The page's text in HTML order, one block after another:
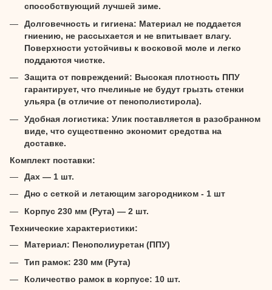
способствующий лучшей зиме.
Долговечность и гигиена: Материал не поддается
гниению, не рассыхается и не впитывает влагу.
Поверхности устойчивы к восковой моле и легко
поддаются чистке.
Защита от повреждений: Высокая плотность ППУ
гарантирует, что пчелиные не будут грызть стенки
ульяра (в отличие от пенополистирола).
Удобная логистика: Улик поставляется в разобранном
виде, что существенно экономит средства на
доставке.
Комплект поставки:
Дах — 1 шт.
Дно с сеткой и летающим загородником - 1 шт
Корпус 230 мм (Рута) — 2 шт.
Технические характеристики:
Материал: Пенополиуретан (ППУ)
Тип рамок: 230 мм (Рута)
Количество рамок в корпусе: 10 шт.